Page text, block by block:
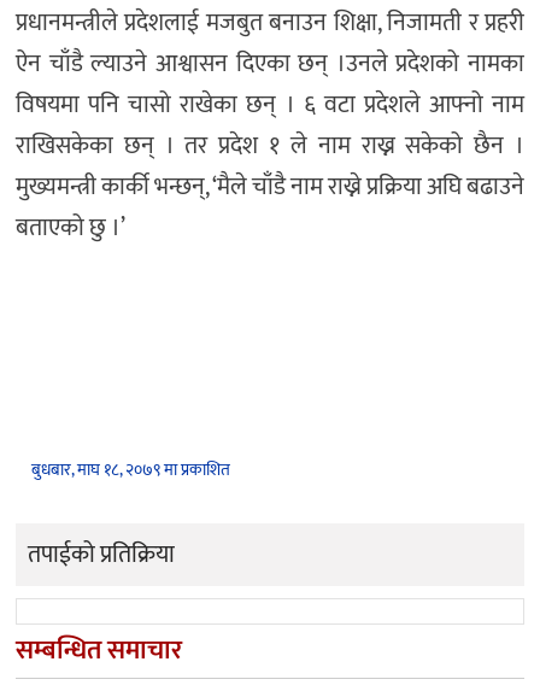
प्रधानमन्त्रीले प्रदेशलाई मजबुत बनाउन शिक्षा, निजामती र प्रहरी
ऐन चाँडै ल्याउने आश्वासन दिएका छन् ।उनले प्रदेशको नामका
विषयमा पनि चासो राखेका छन् । ६ वटा प्रदेशले आफ्नो नाम
राखिसकेका छन् । तर प्रदेश १ ले नाम राख्न सकेको छैन ।
मुख्यमन्त्री कार्की भन्छन्, ‘मैले चाँडै नाम राख्ने प्रक्रिया अघि बढाउने
बताएको छु ।’
बुधबार, माघ १८, २०७९ मा प्रकाशित
तपाईको प्रतिक्रिया
सम्बन्धित समाचार